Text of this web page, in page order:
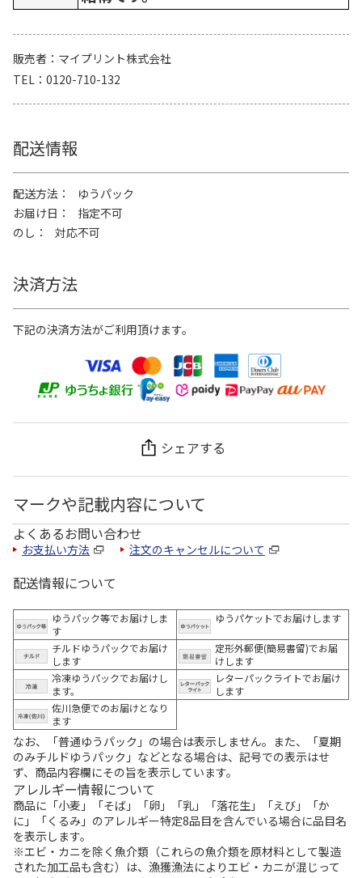
販売者
マイプリント株式会社
TEL
0120-710-132
配送情報
配送方法
ゆうパック
お届け日
指定不可
のし
対応不可
決済方法
下記の決済方法がご利用頂けます。
シェアする
マークや記載内容について
よくあるお問い合わせ
お支払い方法 注文のキャンセルについて
配送情報について
ゆうパック等でお届けしま
す
ゆうパケットでお届けします
チルドゆうパックでお届け
します
定形外郵便(簡易書留)でお届
けします
冷凍ゆうパックでお届けし
ます。
レターパックライトでお届け
します
佐川急便でのお届けとなり
ます
なお、「普通ゆうパック」の場合は表示しません。また、「夏期
のみチルドゆうパック」などとなる場合は、記号での表示はせ
ず、商品内容欄にその旨を表示しています。
アレルギー情報について
商品に「小麦」「そば」「卵」「乳」「落花生」「えび」「か
に」「くるみ」のアレルギー特定8品目を含んでいる場合に品目名
を表示します。
※エビ・カニを除く魚介類（これらの魚介類を原材料として製造
された加工品も含む）は、漁獲漁法によりエビ・カニが混じって